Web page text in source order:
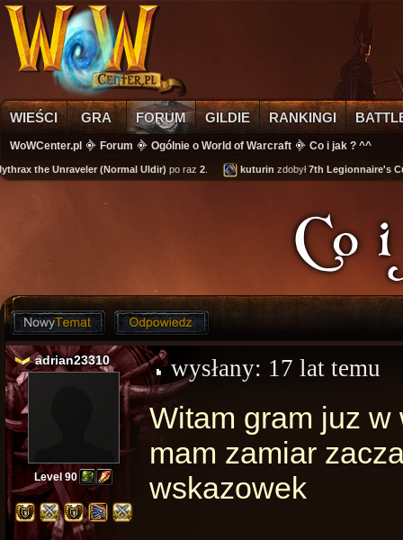
WIEŚCI GRA FORUM GILDIE RANKINGI
WoWCenter.pl Forum Ogólnie o World of Warcraft Co i jak ? ^^
the Unraveler (Normal Uldir) po raz2. kuturinzdobył7th Legionnaire's Cuffs
Co
adrian23310
Level 90
wysłany: 17 lat temu
Witam gram juz
mam zamiar
wskazowek